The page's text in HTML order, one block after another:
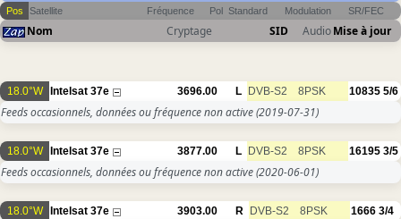
Pos Satellite Fréquence Pol Standard Modulation SR/FEC
Nom Cryptage SID AudioMise à jour
18.0°W Intelsat 37e 3696.00 L DVB-S2 8PSK 10835 5/6
Feeds occasionnels, données ou fréquence non active(2019-07-31)
18.0°W Intelsat 37e 3877.00 L DVB-S2 8PSK 16195 3/5
Feeds occasionnels, données ou fréquence non active(2020-06-01)
18.0°W Intelsat 37e 3903.00 R DVB-S2 8PSK 1666 3/4